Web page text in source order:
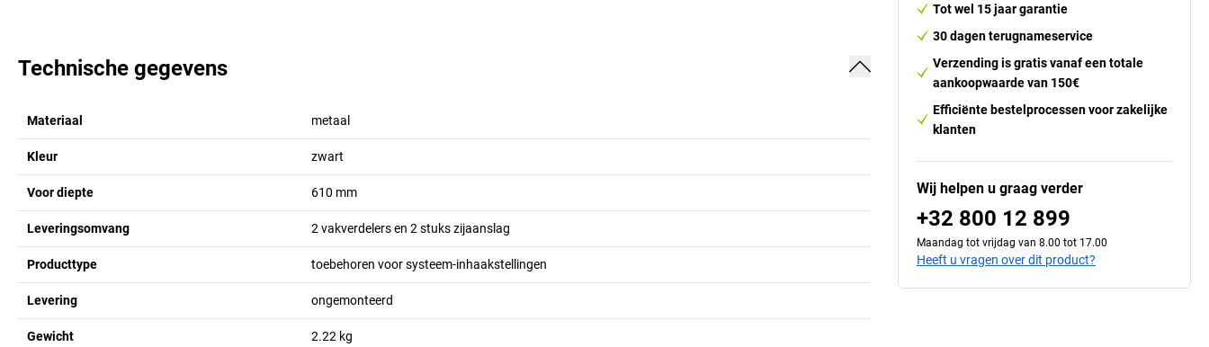
Technische gegevens
Materiaal metaal
Kleur zwart
Voor diepte 610 mm
Leveringsomvang 2 vakverdelers en 2 stuks zijaanslag
Producttype toebehoren voor systeem-inhaakstellingen
Levering ongemonteerd
Gewicht 2.22 kg
Tot wel 15 jaar garantie
30 dagen terugnameservice
Verzending is gratis vanaf een totale
aankoopwaarde van 150€
Efficiënte bestelprocessen voor zakelijke
klanten
Wij helpen u graag verder
+32 800 12 899
Maandag tot vrijdag van 8.00 tot 17.00
Heeft u vragen over dit product?